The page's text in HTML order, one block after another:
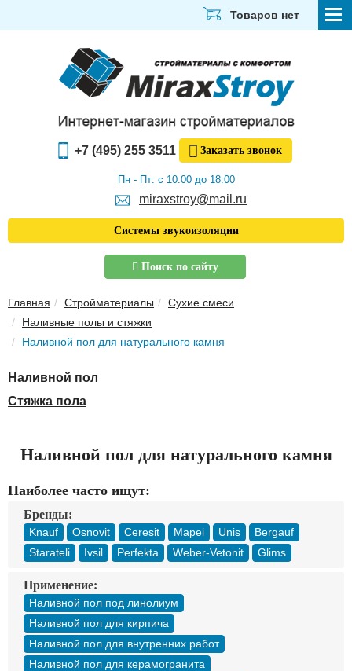
СТРОЙМАТЕРИАЛЫ
ОТДЕЛОЧНЫЕ МАТЕРИАЛЫ
САНТЕХНИКА
ЭЛЕКТРИКА И ОСВЕЩЕНИЕ
ЗВУКОИЗОЛЯЦИЯ
ТЕПЛОИЗОЛЯЦИЯ
Главная
О компании
Скачать прайс-лист
Оплата
Контакты
Товаров нет
+7 (495) 255 3511 Заказать звонок
Пн - Пт: с 10:00 до 18:00
miraxstroy@mail.ru
Системы звукоизоляции
Поиск по сайту
Главная Стройматериалы
Сухие смеси
Наливные полы и стяжки
Наливной пол для натурального камня
Наливной пол
Стяжка пола
Наливной пол для натурального камня
Наиболее часто ищут:
Бренды:
Knauf Osnovit Ceresit Mapei Unis
Bergauf
Starateli
Ivsil Perfekta Weber-Vetonit Glims
Применение:
Наливной пол под линолиум
Наливной пол для кирпича
Наливной пол для внутренних работ
Наливной пол для керамогранита